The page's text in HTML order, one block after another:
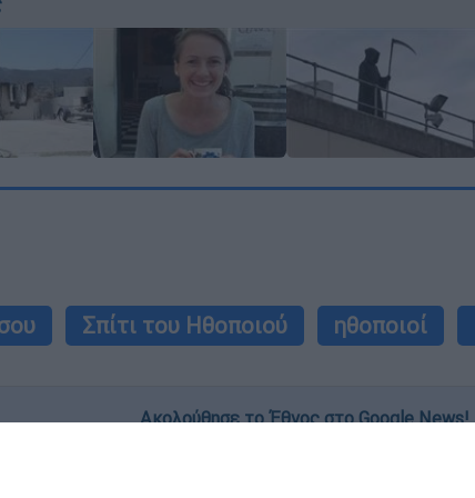
Σπίτι του Ηθοποιού ηθοποιοί
Ακολούθησε το Έθνος στο Google News!